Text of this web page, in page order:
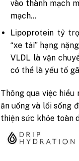
vào thành mạch
mạch…
Lipoprotein tỷ
“xe tải” hạng
VLDL là vận
có thể là yếu tố
Thông qua việc
ăn uống và lối sống
thiện sức khỏe toàn